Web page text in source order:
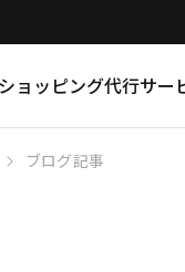
ショッピング代行サー
ブログ記事